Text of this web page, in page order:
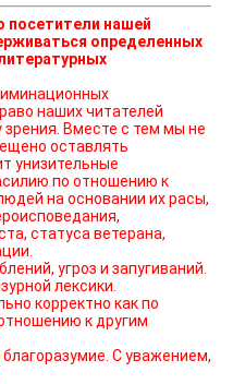
посетители нашей
определенных
Вместе с тем мы не
оставлять
унизительные
по отношению к
на основании их расы,
статуса ветерана,
угроз и запугиваний.
лексики.
корректно как по
к другим
С уважением,